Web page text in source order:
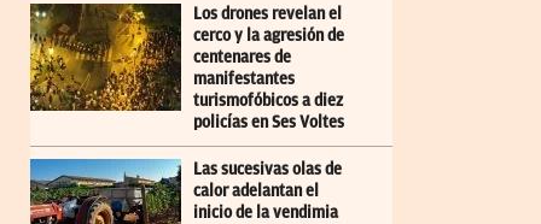
Los drones revelan el
cerco y la agresión de
centenares de
manifestantes
turismofóbicos a diez
policías en Ses Voltes
Las sucesivas olas de
calor adelantan el
inicio de la vendimia